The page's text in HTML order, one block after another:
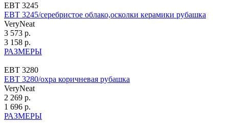
ЕВТ 3245
ЕВТ 3245/серебристое облако,осколки керамики рубашка
VeryNeat
3 573 р.
3 158 р.
РАЗМЕРЫ
ЕВТ 3280
ЕВТ 3280/охра коричневая рубашка
VeryNeat
2 269 р.
1 696 р.
РАЗМЕРЫ